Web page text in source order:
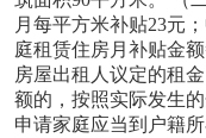
月每平方米补贴23元
庭租赁住房月补贴金
房屋出租人议定的租
额的，按照实际发生
申请家庭应当到户籍